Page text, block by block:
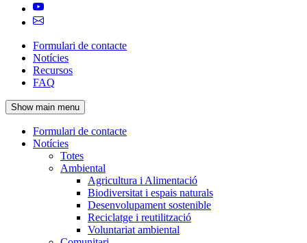
Navegació
principal
de
l'encapçalament
Formulari de contacte
Notícies
Recursos
FAQ
Show main menu
Navegació
principal
Formulari de contacte
Notícies
Totes
Ambiental
Agricultura i Alimentació
Biodiversitat i espais naturals
Desenvolupament sostenible
Reciclatge i reutilització
Voluntariat ambiental